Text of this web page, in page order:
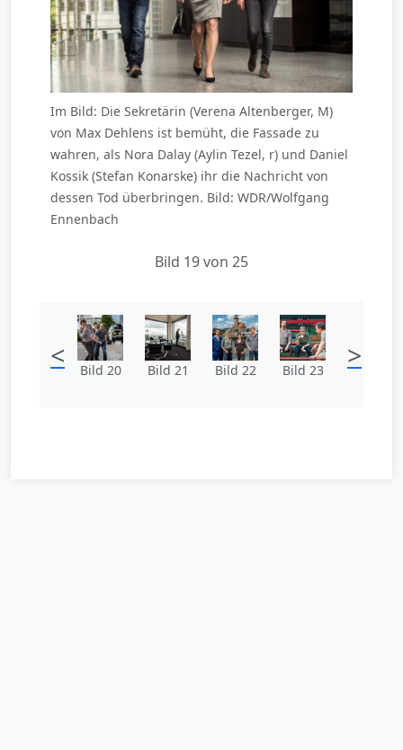
Im Bild: Die Sekretärin (Verena Altenberger, M)
von Max Dehlens ist bemüht, die Fassade zu
wahren, als Nora Dalay (Aylin Tezel, r) und Daniel
Kossik (Stefan Konarske) ihr die Nachricht von
dessen Tod überbringen. Bild: WDR/Wolfgang
Ennenbach
Bild 19 von 25
< Bild 20 Bild 21 Bild 22 Bild 23 >